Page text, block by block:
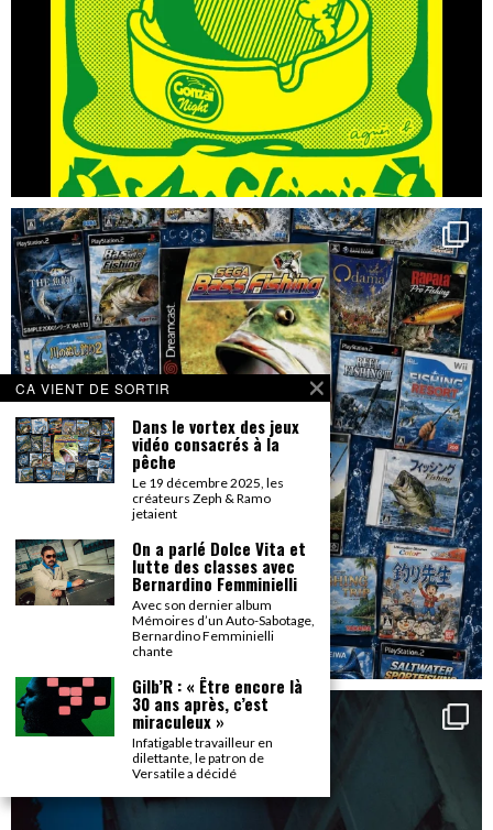
CA VIENT DE SORTIR
Dans le vortex des jeux
vidéo consacrés à la
pêche
Le 19 décembre 2025, les
créateurs Zeph & Ramo
jetaient
On a parlé Dolce Vita et
lutte des classes avec
Bernardino Femminielli
Avec son dernier album
Mémoires d’un Auto-Sabotage,
Bernardino Femminielli
chante
Gilb’R : « Être encore là
30 ans après, c’est
miraculeux »
Infatigable travailleur en
dilettante, le patron de
Versatile a décidé